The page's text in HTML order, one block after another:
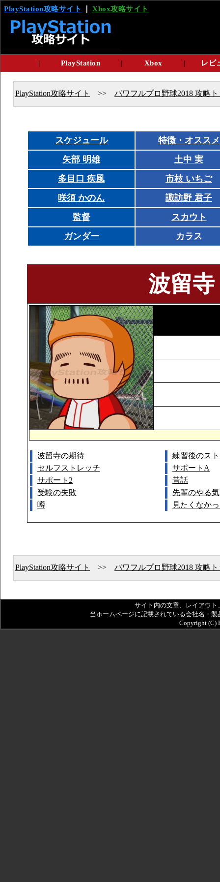
PlayStation攻略サイト ｜ Xbox攻略サイト
| PlayStation | Xbox | レビ
PlayStation攻略サイト >> パワフルプロ野球2018 攻略
スケジュール
特徴・オススメ
矢部 明雄
土中 実
多目口 疾風
市枝 いちご
咲須 かのん
諏訪野 君子
監督
スカウト
ガンダー
カラス
波留
波留寺の期待
練習後のス
セルフストレッチ
サポートA
サポート2
昔話
受験の失敗
先輩のやる気
噂
見たくなか
PlayStation攻略サイト >> パワフルプロ野球2018 攻略
サイト内の文章、レイアウ
当ホームページに記載されている会社名・
Copyright (C)